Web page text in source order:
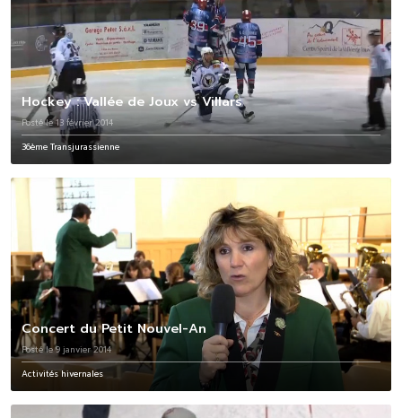
Hockey : Vallée de Joux vs Villars
Posté le 13 février 2014
36ème Transjurassienne
Concert du Petit Nouvel-An
Posté le 9 janvier 2014
Activités hivernales